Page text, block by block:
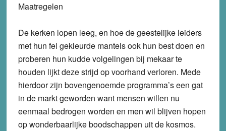
Maatregelen
De kerken lopen leeg, en hoe de geestelijke leiders
met hun fel gekleurde mantels ook hun best doen en
proberen hun kudde volgelingen bij mekaar te
houden lijkt deze strijd op voorhand verloren. Mede
hierdoor zijn bovengenoemde programma’s een gat
in de markt geworden want mensen willen nu
eenmaal bedrogen worden en men wil blijven hopen
op wonderbaarlijke boodschappen uit de kosmos.